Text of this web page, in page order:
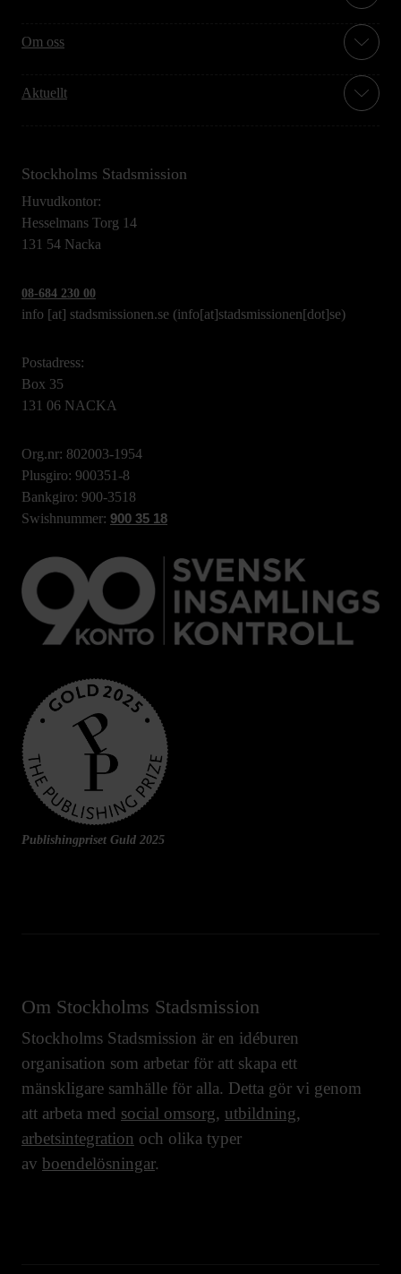
Om oss
Aktuellt
Stockholms Stadsmission
Huvudkontor:
Hesselmans Torg 14
131 54 Nacka
08-684 230 00
info [at] stadsmissionen.se (info[at]stadsmissionen[dot]se)
Postadress:
Box 35
131 06 NACKA
Org.nr: 802003-1954
Plusgiro: 900351-8
Bankgiro: 900-3518
Swishnummer: 900 35 18
Publishingpriset Guld 2025
Om Stockholms Stadsmission
Stockholms Stadsmission är en idéburen
organisation som arbetar för att skapa ett
mänskligare samhälle för alla. Detta gör vi genom
att arbeta med social omsorg, utbildning,
arbetsintegration och olika typer
av boendelösningar.